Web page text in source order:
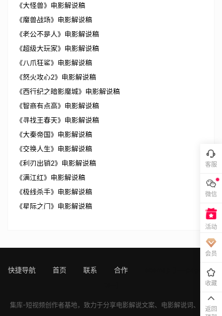
《大怪兽》电影解说稿
《魔兽战场》电影解说稿
《老公不是人》电影解说稿
《超级大玩家》电影解说稿
《八爪狂鲨》电影解说稿
《怒火攻心2》电影解说稿
《西行纪之暗影魔城》电影解说稿
《智商有点高》电影解说稿
《寻找王春天》电影解说稿
《大秦帝国》电影解说稿
《交换人生》电影解说稿
《利刃出销2》电影解说稿
《满江红》电影解说稿
《极线杀手》电影解说稿
《星际之门》电影解说稿
快捷导航 首页 联系 合作
[!---page.sta
集库-短视频创作者基地，致力于分享电影解说文案、 电影解说词、
电影
客服
微信
活动
会员
收藏
返回